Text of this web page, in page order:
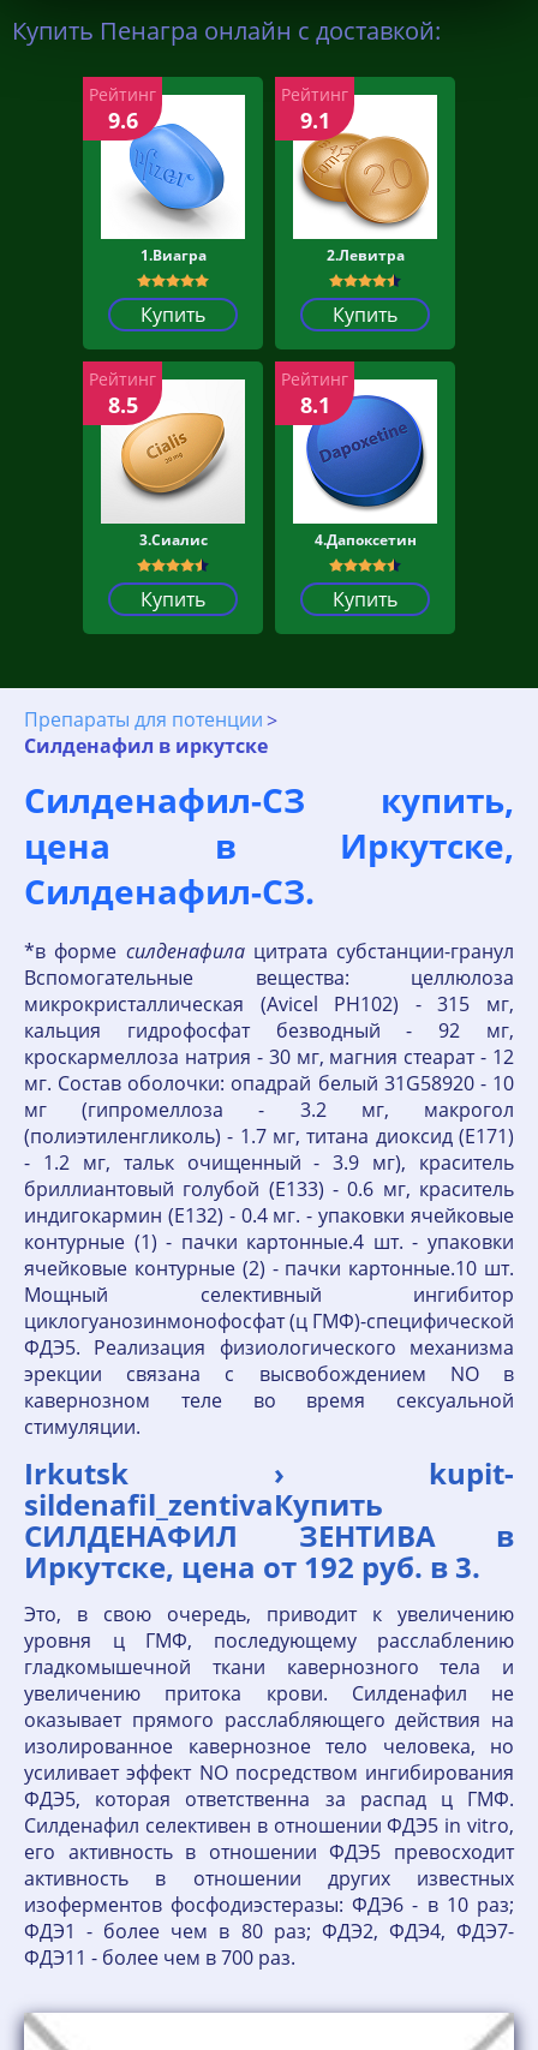
Купить Пенагра онлайн с доставкой:
1.Виагра
Купить
Рейтинг
9.6
2.Левитра
Купить
Рейтинг
9.1
3.Сиалис
Купить
Рейтинг
8.5
4.Дапоксетин
Купить
Рейтинг
8.1
Препараты для потенции
Силденафил в иркутске
Силденафил-СЗ купить,
цена в Иркутске,
Силденафил-СЗ.
*в форме силденафилацитрата субстанции-гранул
Вспомогательные вещества: целлюлоза
микрокристаллическая (Avicel PH102) - 315 мг,
кальция гидрофосфат безводный - 92 мг,
кроскармеллоза натрия - 30 мг, магния стеарат - 12
мг. Состав оболочки: опадрай белый 31G58920 - 10
мг (гипромеллоза - 3.2 мг, макрогол
(полиэтиленгликоль) - 1.7 мг, титана диоксид (Е171)
- 1.2 мг, тальк очищенный - 3.9 мг), краситель
бриллиантовый голубой (Е133) - 0.6 мг, краситель
индигокармин (Е132) - 0.4 мг. - упаковки ячейковые
контурные (1) - пачки картонные.4 шт. - упаковки
ячейковые контурные (2) - пачки картонные.10 шт.
Мощный селективный ингибитор
циклогуанозинмонофосфат (ц ГМФ)-специфической
ФДЭ5. Реализация физиологического механизма
эрекции связана с высвобождением NO в
кавернозном теле во время сексуальной
стимуляции.
Irkutsk › kupit-
sildenafil_zentivaКупить
СИЛДЕНАФИЛ ЗЕНТИВА в
Иркутске, цена от 192 руб. в 3.
Это, в свою очередь, приводит к увеличению
уровня ц ГМФ, последующему расслаблению
гладкомышечной ткани кавернозного тела и
увеличению притока крови. Силденафил не
оказывает прямого расслабляющего действия на
изолированное кавернозное тело человека, но
усиливает эффект NO посредством ингибирования
ФДЭ5, которая ответственна за распад ц ГМФ.
Силденафил селективен в отношении ФДЭ5 in vitro,
его активность в отношении ФДЭ5 превосходит
активность в отношении других известных
изоферментов фосфодиэстеразы: ФДЭ6 - в 10 раз;
ФДЭ1 - более чем в 80 раз; ФДЭ2, ФДЭ4, ФДЭ7-
ФДЭ11 - более чем в 700 раз.